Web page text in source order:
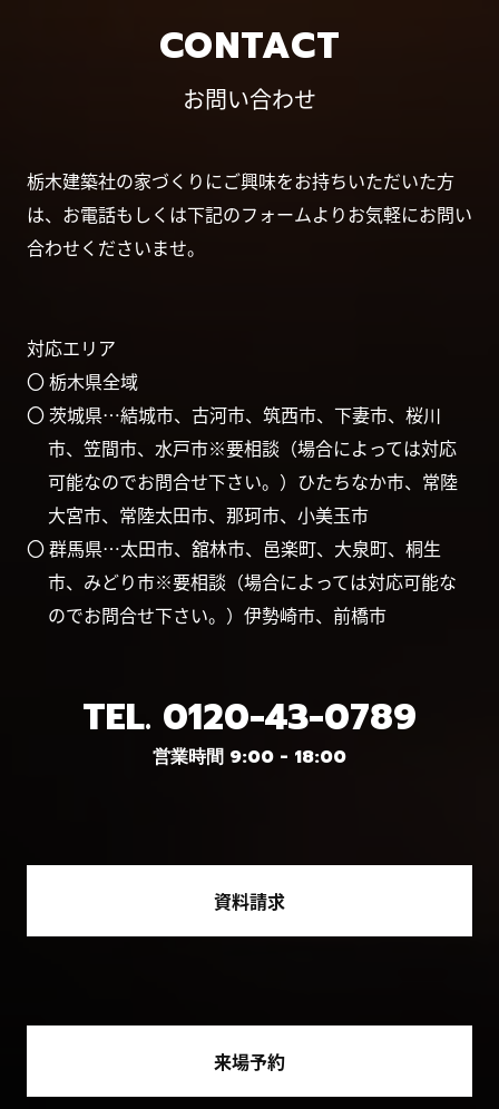
CONTACT
お問い合わせ
栃木建築社の家づくりにご興味をお持ちいただいた方
は、お電話もしくは下記のフォームよりお気軽にお問い
合わせくださいませ。
対応エリア
〇 栃木県全域
〇 茨城県…結城市、古河市、筑西市、下妻市、桜川
市、笠間市、水戸市※要相談（場合によっては対応
可能なのでお問合せ下さい。）ひたちなか市、常陸
大宮市、常陸太田市、那珂市、小美玉市
〇 群馬県…太田市、舘林市、邑楽町、大泉町、桐生
市、みどり市※要相談（場合によっては対応可能な
のでお問合せ下さい。）伊勢崎市、前橋市
TEL. 0120-43-0789
営業時間 9:00 - 18:00
資料請求
来場予約